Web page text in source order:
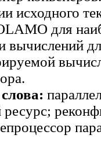
исходного
для
вычислений
ресурс;